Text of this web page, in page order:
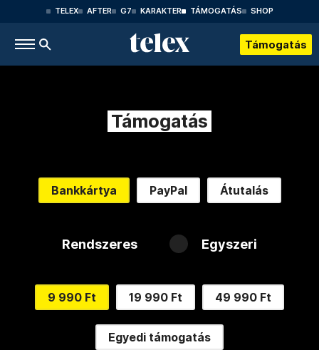
TELEX AFTER G7 KARAKTER TÁMOGATÁS SHOP
Támogatás
Támogatás
Bankkártya PayPal Átutalás
Rendszeres Egyszeri
9 990 Ft 19 990 Ft 49 990 Ft
Egyedi támogatás